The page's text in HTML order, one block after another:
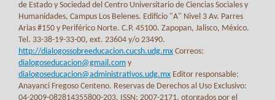
de Estado y Sociedad del Centro Universitario de Ciencias Sociales y
Humanidades, Campus Los Belenes. Edificio "A" Nivel 3 Av. Parres
Arias #150 y Periférico Norte. C.P. 45100. Zapopan, Jalisco, México.
Tel. 33-38-19-33-00, ext. 23604 y/o 23490.
http://dialogossobreeducacion.cucsh.udg.mx Correos:
dialogoseducacion@gmail.com y
dialogoseducacion@administrativos.udg.mx Editor responsable:
Anayanci Fregoso Centeno. Reservas de Derechos al Uso Exclusivo:
04-2009-082814355800-203, ISSN: 2007-2171, otorgados por el